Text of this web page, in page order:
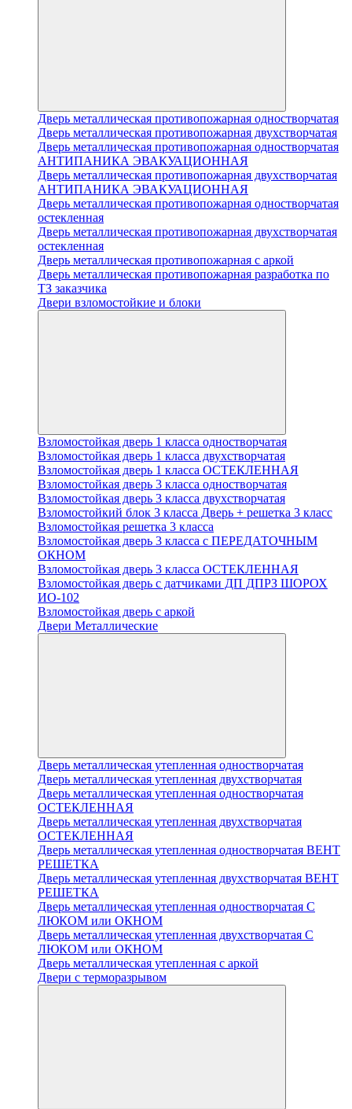
Дверь металлическая противопожарная одностворчатая
Дверь металлическая противопожарная двухстворчатая
Дверь металлическая противопожарная одностворчатая
АНТИПАНИКА ЭВАКУАЦИОННАЯ
Дверь металлическая противопожарная двухстворчатая
АНТИПАНИКА ЭВАКУАЦИОННАЯ
Дверь металлическая противопожарная одностворчатая
остекленная
Дверь металлическая противопожарная двухстворчатая
остекленная
Дверь металлическая противопожарная с аркой
Дверь металлическая противопожарная разработка по
ТЗ заказчика
Двери взломостойкие и блоки
Взломостойкая дверь 1 класса одностворчатая
Взломостойкая дверь 1 класса двухстворчатая
Взломостойкая дверь 1 класса ОСТЕКЛЕННАЯ
Взломостойкая дверь 3 класса одностворчатая
Взломостойкая дверь 3 класса двухстворчатая
Взломостойкий блок 3 класса Дверь + решетка 3 класс
Взломостойкая решетка 3 класса
Взломостойкая дверь 3 класса с ПЕРЕДАТОЧНЫМ
ОКНОМ
Взломостойкая дверь 3 класса ОСТЕКЛЕННАЯ
Взломостойкая дверь с датчиками ДП ДПРЗ ШОРОХ
ИО-102
Взломостойкая дверь с аркой
Двери Металлические
Дверь металлическая утепленная одностворчатая
Дверь металлическая утепленная двухстворчатая
Дверь металлическая утепленная одностворчатая
ОСТЕКЛЕННАЯ
Дверь металлическая утепленная двухстворчатая
ОСТЕКЛЕННАЯ
Дверь металлическая утепленная одностворчатая ВЕНТ
РЕШЕТКА
Дверь металлическая утепленная двухстворчатая ВЕНТ
РЕШЕТКА
Дверь металлическая утепленная одностворчатая С
ЛЮКОМ или ОКНОМ
Дверь металлическая утепленная двухстворчатая С
ЛЮКОМ или ОКНОМ
Дверь металлическая утепленная с аркой
Двери с терморазрывом